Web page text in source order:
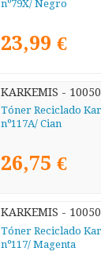
nº79X/ Negro
23,99 €
KARKEMIS -
Tóner Reciclado
nº117A/ Cian
26,75 €
KARKEMIS -
Tóner Reciclado
nº117/ Magenta